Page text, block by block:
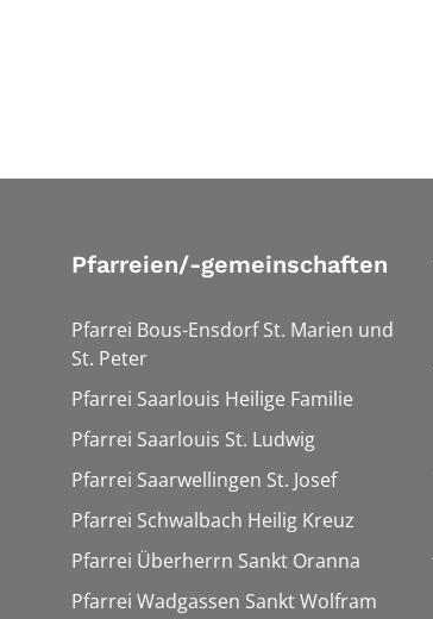
Pfarreien/-gemeinschaften
Pfarrei Bous-Ensdorf St. Marien und
St. Peter
Pfarrei Saarlouis Heilige Familie
Pfarrei Saarlouis St. Ludwig
Pfarrei Saarwellingen St. Josef
Pfarrei Schwalbach Heilig Kreuz
Pfarrei Überherrn Sankt Oranna
Pfarrei Wadgassen Sankt Wolfram